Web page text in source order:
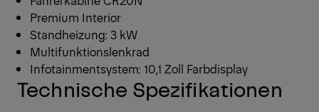
Premium Interior
Standheizung: 3 kW
Multifunktionslenkrad
Infotainmentsystem: 10,1 Zoll Farbdisplay
Technische Spezifikationen